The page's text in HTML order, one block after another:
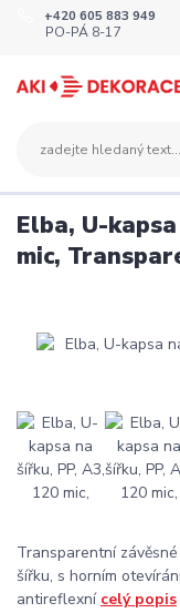
+420 605 883 949
PO-PÁ 8-17
Elba, U-
mic,
Transparentní
šířku, s horním
antireflexní celý popis